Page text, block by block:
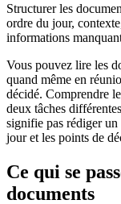
Structurer les
ordre du jour,
informations
Vous pouvez lire les
quand même en
décidé. Comprendre
deux tâches
signifie pas rédiger
jour et les points de
Ce qui se
documents